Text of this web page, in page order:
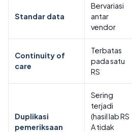
Standar data
Bervariasi
antar
vendor
Continuity of
care
Terbatas
pada satu
RS
Duplikasi
pemeriksaan
Sering
terjadi
(hasil lab RS
A tidak